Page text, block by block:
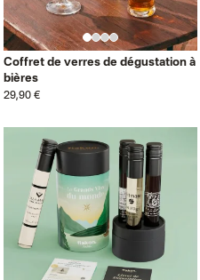
Coffret de verres de dégustation à
bières
29,90 €